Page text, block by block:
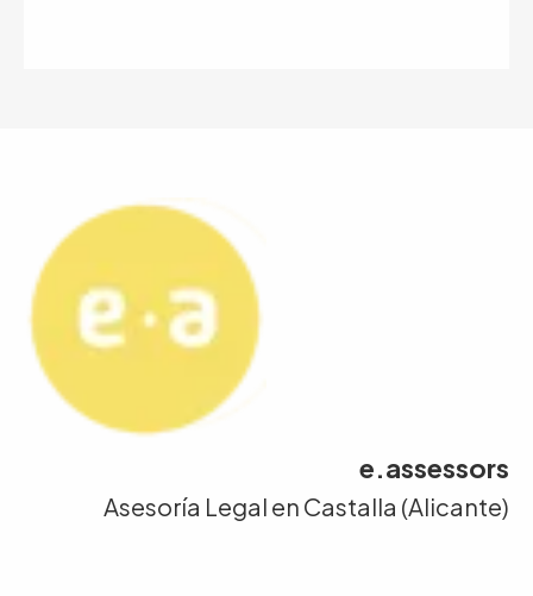
e.assessors
Asesoría Legal en Castalla (Alicante)